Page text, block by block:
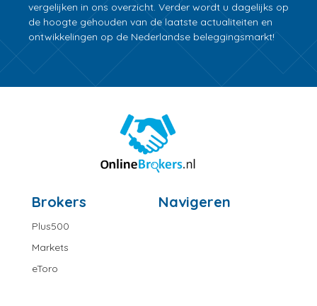
vergelijken in ons overzicht. Verder wordt u dagelijks op
de hoogte gehouden van de laatste actualiteiten en
ontwikkelingen op de Nederlandse beleggingsmarkt!
Brokers
Plus500
Markets
eToro
Navigeren